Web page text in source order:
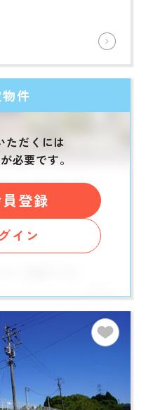
件
ただくには
必要です。
登録
イン